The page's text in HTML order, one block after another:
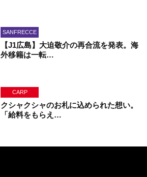
SANFRECCE
【J1広島】大迫敬介の再合流を発表。海
外移籍は一転…
CARP
クシャクシャのお札に込められた想い。
「給料をもらえ…